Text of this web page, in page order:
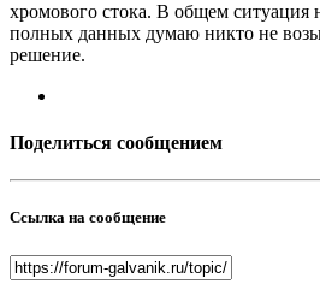
хромового стока. В общем ситуация
полных данных думаю никто не
решение.
Поделиться сообщением
Ссылка на сообщение